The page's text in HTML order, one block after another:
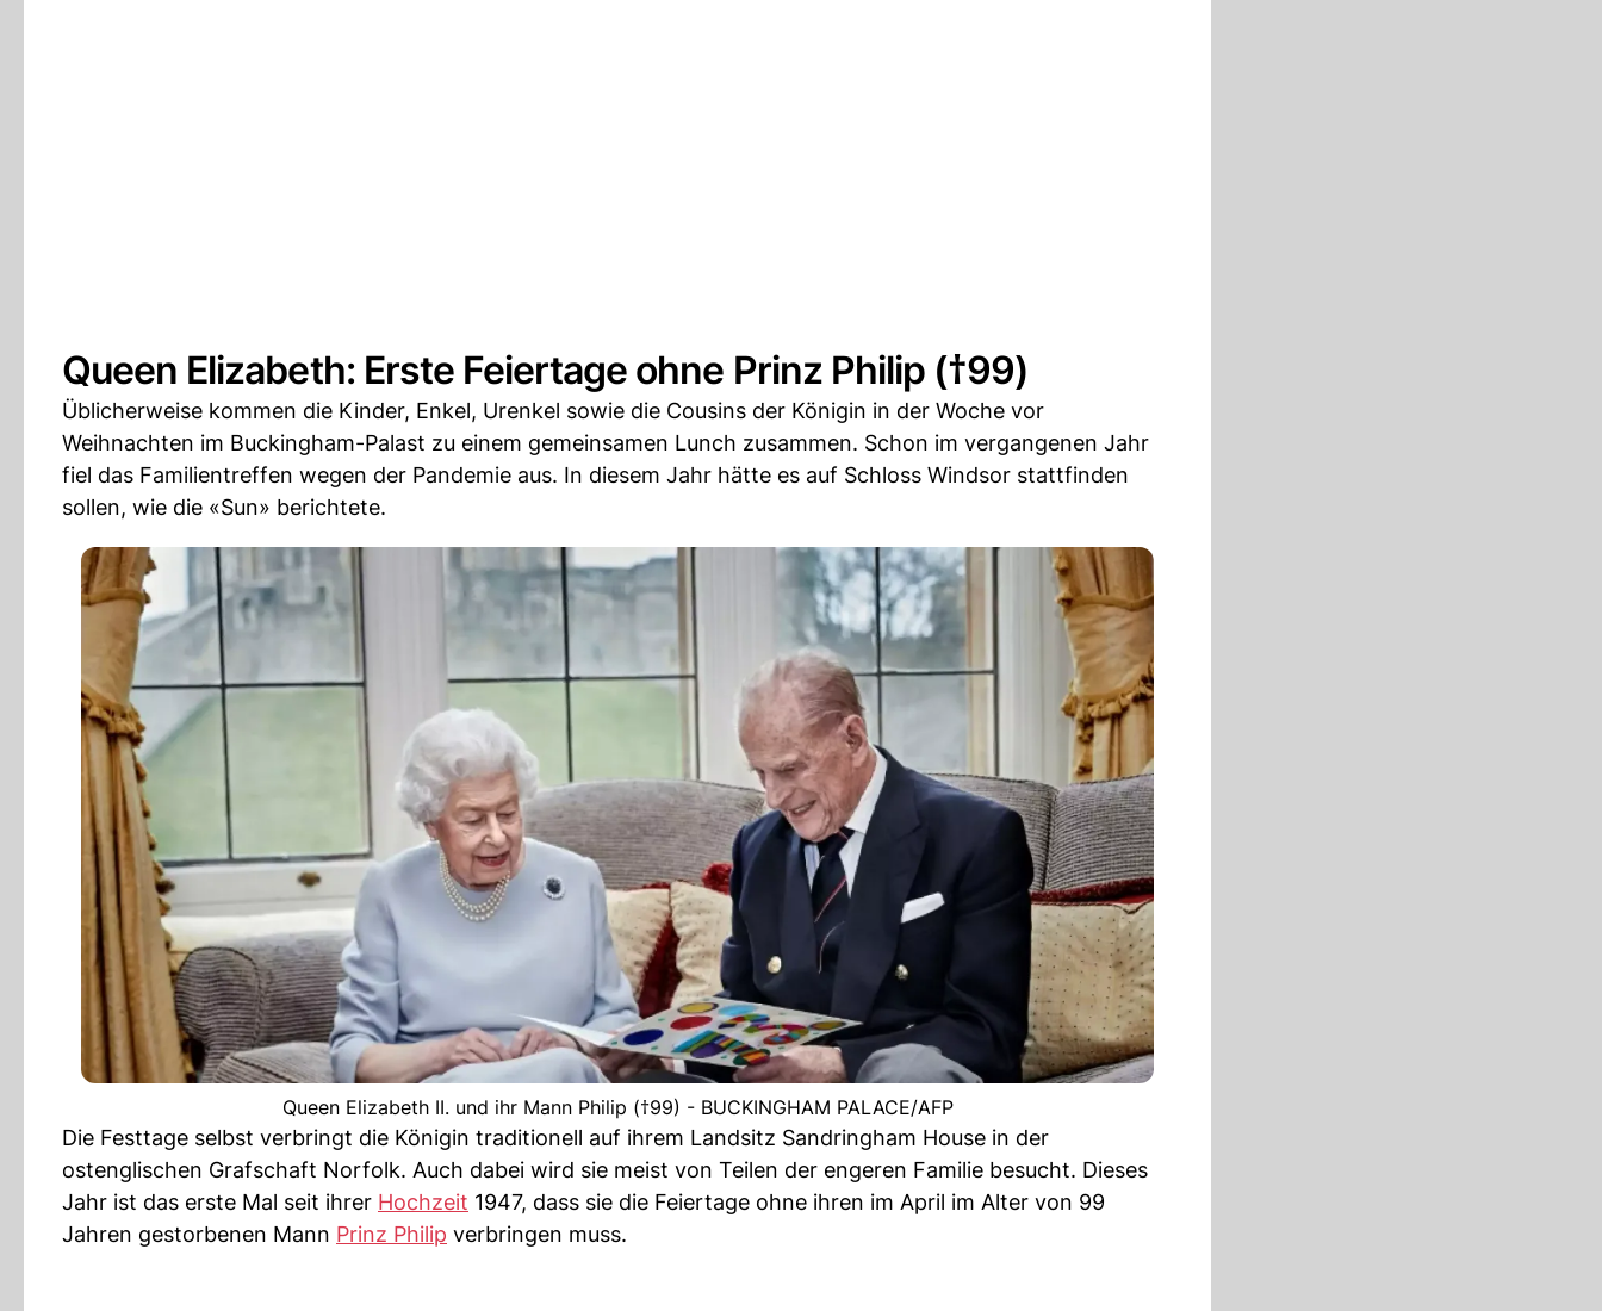
Queen Elizabeth: Erste Feiertage ohne Prinz Philip (†99)
Üblicherweise kommen die Kinder, Enkel, Urenkel sowie die Cousins der Königin in der Woche vor
Weihnachten im Buckingham-Palast zu einem gemeinsamen Lunch zusammen. Schon im vergangenen Jahr
fiel das Familientreffen wegen der Pandemie aus. In diesem Jahr hätte es auf Schloss Windsor stattfinden
sollen, wie die «Sun» berichtete.
Queen Elizabeth II. und ihr Mann Philip (†99) - BUCKINGHAM PALACE/AFP
Die Festtage selbst verbringt die Königin traditionell auf ihrem Landsitz Sandringham House in der
ostenglischen Grafschaft Norfolk. Auch dabei wird sie meist von Teilen der engeren Familie besucht. Dieses
Jahr ist das erste Mal seit ihrer Hochzeit 1947, dass sie die Feiertage ohne ihren im April im Alter von 99
Jahren gestorbenen Mann Prinz Philip verbringen muss.